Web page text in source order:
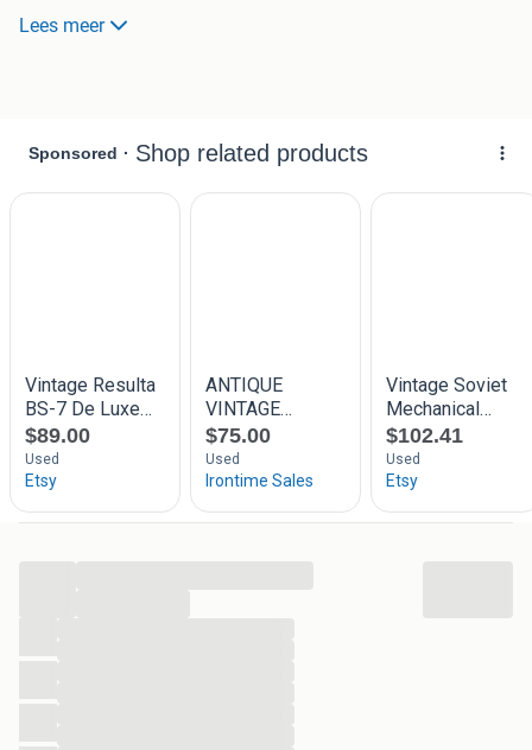
De calculator is 12 cm breed x 15 cm diep x 11 cm hoog en
zwaar in gewicht.
Lees meer